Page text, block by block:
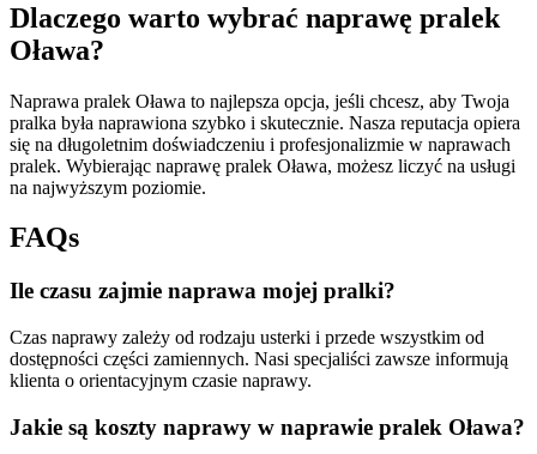
Dlaczego warto wybrać naprawę pralek
Oława?
Naprawa pralek Oława to najlepsza opcja, jeśli chcesz, aby Twoja
pralka była naprawiona szybko i skutecznie. Nasza reputacja opiera
się na długoletnim doświadczeniu i profesjonalizmie w naprawach
pralek. Wybierając naprawę pralek Oława, możesz liczyć na usługi
na najwyższym poziomie.
FAQs
Ile czasu zajmie naprawa mojej pralki?
Czas naprawy zależy od rodzaju usterki i przede wszystkim od
dostępności części zamiennych. Nasi specjaliści zawsze informują
klienta o orientacyjnym czasie naprawy.
Jakie są koszty naprawy w naprawie pralek Oława?